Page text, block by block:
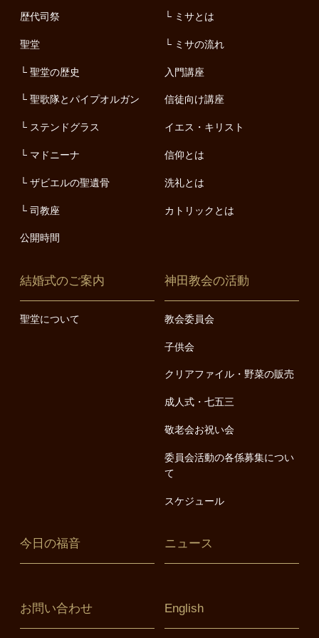
歴代司祭
聖堂
聖堂の歴史
聖歌隊とパイプオルガン
ステンドグラス
マドニーナ
ザビエルの聖遺骨
司教座
公開時間
ミサとは
ミサの流れ
入門講座
信徒向け講座
イエス・キリスト
信仰とは
洗礼とは
カトリックとは
結婚式のご案内
聖堂について
神田教会の活動
教会委員会
子供会
クリアファイル・野菜の販売
成人式・七五三
敬老会お祝い会
委員会活動の各係募集につい
て
スケジュール
今日の福音 ニュース
お問い合わせ English